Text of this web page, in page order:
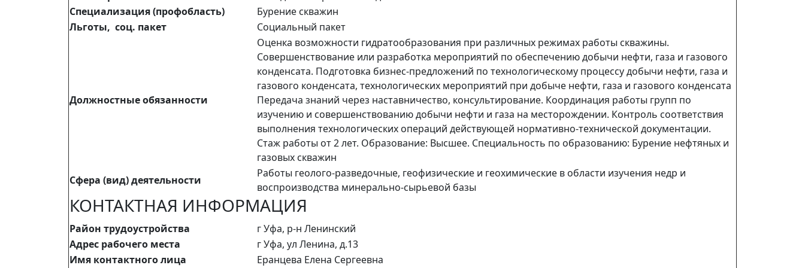
Специализация (профобласть)
Бурение скважин
Льготы, соц. пакет
Социальный пакет
Должностные обязанности
Оценка возможности гидратообразования при различных режимах работы скважины.
Совершенствование или разработка мероприятий по обеспечению добычи нефти, газа и газового
конденсата. Подготовка бизнес-предложений по технологическому процессу добычи нефти, газа и
газового конденсата, технологических мероприятий при добыче нефти, газа и газового конденсата
Передача знаний через наставничество, консультирование. Координация работы групп по
изучению и совершенствованию добычи нефти и газа на месторождении. Контроль соответствия
выполнения технологических операций действующей нормативно-технической документации.
Стаж работы от 2 лет. Образование: Высшее. Специальность по образованию: Бурение нефтяных и
газовых скважин
Сфера (вид) деятельности
Работы геолого-разведочные, геофизические и геохимические в области изучения недр и
воспроизводства минерально-сырьевой базы
КОНТАКТНАЯ ИНФОРМАЦИЯ
Район трудоустройства
г Уфа, р-н Ленинский
Адрес рабочего места
г Уфа, ул Ленина, д.13
Имя контактного лица
Еранцева Елена Сергеевна